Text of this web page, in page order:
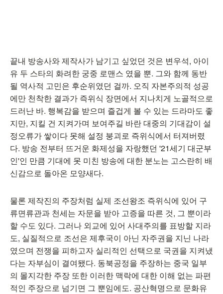
끝내 방송사와 제작사가 남기고 싶었던 것은 변우석, 아이
유 두 스타의 화려한 궁중 로맨스 였을 뿐. 그와 함께 동반
될 역사적 고민은 후순위였던 걸까. 오직 자본주의적 성공
에만 천착한 결과가 즉위식 장면에서 지나치게 노골적으로
드러난 바. 행복감을 받으며 즐겁게 볼 수 있는 드라마도 좋
지만, 지킬 건 지켜가며 보여주길 바란 대중의 기대감이 설
정오류가 쌓이다 못해 설정 붕괴로 즉위식에서 터져버렸
다. 방송 전부터 뜨거운 화제성을 자랑했던 '21세기 대군부
인'인 만큼 기대에 못 미친 방송에 대한 분노는 고스란히 배
신감으로 돌아온 모양새다.
물론 제작진의 주장처럼 실제 조선왕조 즉위식에 있어 구
류면류관과 천세는 자문을 받아 고증을 따른 것, 그 뿐이라
할 수도 있다. 그러나 외교에 있어 사대주의를 표방할 지라
도, 실질적으로 조선은 제후국이 아닌 자주권을 지닌 나라
였으며 전쟁을 피하고자 실리적인 선택으로 국권을 지켜냈
다는 자부심이 결여됐다. 동북공정을 주장하는 중국 일부
의 몰지각한 주장 또한 이러한 맥락에 대한 이해 없는 파편
적인 주장으로 넘기면 그 뿐임에도. 공산혁명으로 문화유